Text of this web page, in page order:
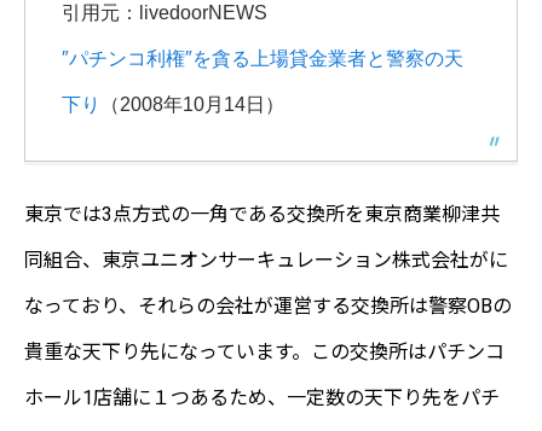
引用元：livedoorNEWS
″パチンコ利権″を貪る上場貸金業者と警察の天
下り （2008年10月14日）
東京では3点方式の一角である交換所を東京商業柳津共
同組合、東京ユニオンサーキュレーション株式会社がに
なっており、それらの会社が運営する交換所は警察OBの
貴重な天下り先になっています。この交換所はパチンコ
ホール1店舗に１つあるため、一定数の天下り先をパチ